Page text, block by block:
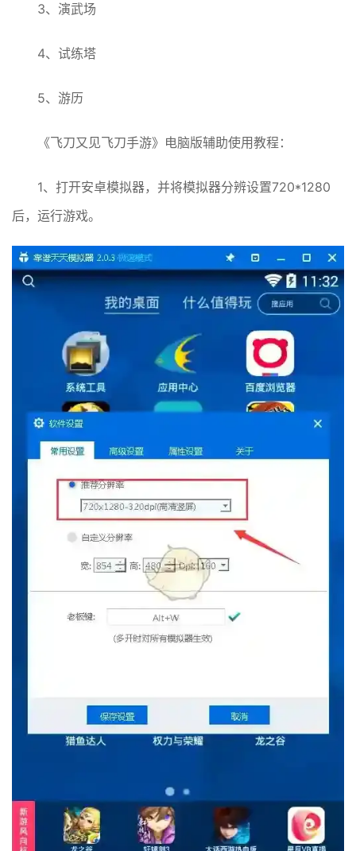
3、演武场
4、试练塔
5、游历
《飞刀又见飞刀手游》电脑版辅助使用教程：
1、打开安卓模拟器，并将模拟器分辨设置720*1280
后，运行游戏。